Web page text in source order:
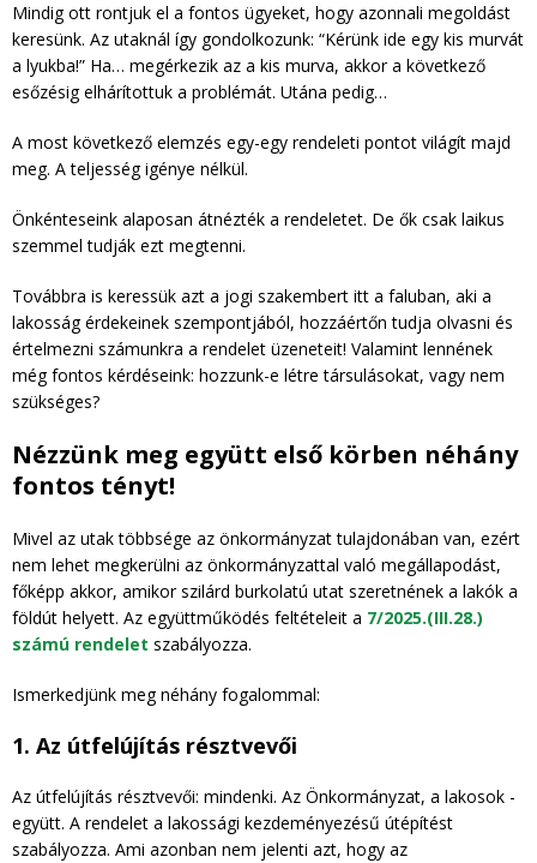
Mindig ott rontjuk el a fontos ügyeket, hogy azonnali megoldást
keresünk. Az utaknál így gondolkozunk: “Kérünk ide egy kis murvát
a lyukba!” Ha… megérkezik az a kis murva, akkor a következő
esőzésig elhárítottuk a problémát. Utána pedig…
A most következő elemzés egy-egy rendeleti pontot világít majd
meg. A teljesség igénye nélkül.
Önkénteseink alaposan átnézték a rendeletet. De ők csak laikus
szemmel tudják ezt megtenni.
Továbbra is keressük azt a jogi szakembert itt a faluban, aki a
lakosság érdekeinek szempontjából, hozzáértőn tudja olvasni és
értelmezni számunkra a rendelet üzeneteit! Valamint lennének
még fontos kérdéseink: hozzunk-e létre társulásokat, vagy nem
szükséges?
Nézzünk meg együtt első körben néhány
fontos tényt!
Mivel az utak többsége az önkormányzat tulajdonában van, ezért
nem lehet megkerülni az önkormányzattal való megállapodást,
főképp akkor, amikor szilárd burkolatú utat szeretnének a lakók a
földút helyett. Az együttműködés feltételeit a 7/2025.(III.28.)
számú rendelet szabályozza.
Ismerkedjünk meg néhány fogalommal:
1. Az útfelújítás résztvevői
Az útfelújítás résztvevői: mindenki. Az Önkormányzat, a lakosok -
együtt. A rendelet a lakossági kezdeményezésű útépítést
szabályozza. Ami azonban nem jelenti azt, hogy az